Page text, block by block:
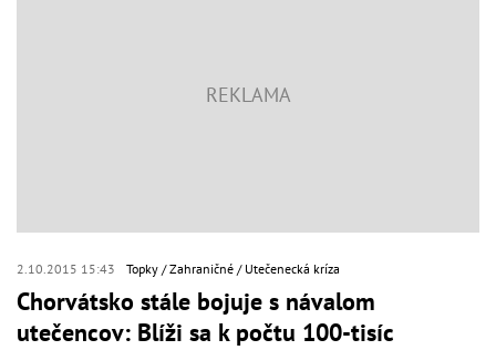
2.10.2015 15:43 Topky Zahraničné Utečenecká kríza
Chorvátsko stále bojuje s návalom
utečencov: Blíži sa k počtu 100-tisíc